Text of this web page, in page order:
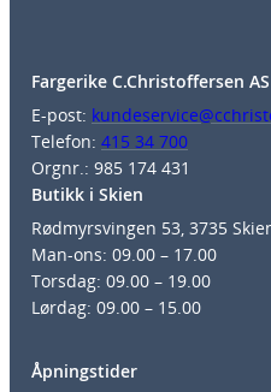
Fargerike C.Christoffersen AS
E-post:
Telefon: 415 34 700
Orgnr.: 985 174 431
Butikk i Skien
Rødmyrsvingen 53, 3735
Man-ons: 09.00 – 17.00
Torsdag: 09.00 – 19.00
Lørdag: 09.00 – 15.00
Åpningstider